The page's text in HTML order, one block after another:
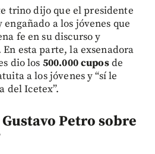
trino dijo que el presidente
a los jóvenes que
fe en su discurso y
En esta parte, la exsenadora
dio los 500.000 cuposde
a los jóvenes y “sí le
del Icetex”.
Petro sobre